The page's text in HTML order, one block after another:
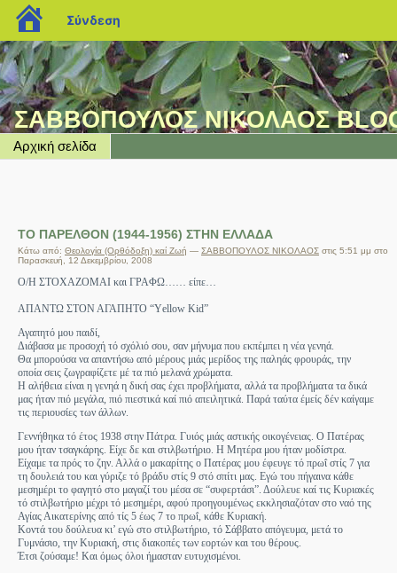
blogs.sch.gr
Σύνδεση
ΣΑΒΒΟΠΟΥΛΟΣ ΝΙΚΟΛΑΟΣ
Αρχική σελίδα
ΤΟ ΠΑΡΕΛΘΟΝ (1944-1956) ΣΤΗΝ ΕΛΛΑΔΑ
Κάτω από: Θεολογία (Ορθόδοξη) καί Ζωή — ΣΑΒΒΟΠΟΥΛΟΣ ΝΙΚΟΛΑΟΣ στις 5:51 μμ στο
Παρασκευή, 12 Δεκεμβρίου, 2008
Ο/Η ΣΤΟΧΑΖΟΜΑΙ και ΓΡΑΦΩ…… είπε…
ΑΠΑΝΤΩ ΣΤΟΝ ΑΓΑΠΗΤΟ “Υellow Kid”
Αγαπητό μου παιδί,
Διάβασα με προσοχή τό σχόλιό σου, σαν μήνυμα που εκπέμπει η νέα γενηά.
Θα μπορούσα να απαντήσω από μέρους μιάς μερίδος της παληάς φρουράς, την
οποία σεις ζωγραφίζετε μέ τα πιό μελανά χρώματα.
Η αλήθεια είναι η γενηά η δική σας έχει προβλήματα, αλλά τα προβλήματα τα δικά
μας ήταν πιό μεγάλα, πιό πιεστικά καί πιό απειλητικά. Παρά ταύτα έμείς δέν καίγαμε
τις περιουσίες των άλλων.
Γεννήθηκα τό έτος 1938 στην Πάτρα. Γυιός μιάς αστικής οικογένειας. Ο Πατέρας
μου ήταν τσαγκάρης. Είχε δε και στιλβωτήριο. Η Μητέρα μου ήταν μοδίστρα.
Είχαμε τα πρός το ζην. Αλλά ο μακαρίτης ο Πατέρας μου έφευγε τό πρωΐ στίς 7 για
τη δουλειά του και γύριζε τό βράδυ στίς 9 στό σπίτι μας. Εγώ του πήγαινα κάθε
μεσημέρι το φαγητό στο μαγαζί του μέσα σε “συφερτάσι”. Δούλευε καί τις Κυριακές
τό στιλβωτήριο μέχρι τό μεσημέρι, αφού προηγουμένως εκκλησιαζόταν στο ναό της
Αγίας Αικατερίνης από τίς 5 έως 7 το πρωΐ, κάθε Κυριακή.
Κοντά του δούλευα κι’ εγώ στο στιλβωτήριο, τό Σάββατο απόγευμα, μετά το
Γυμνάσιο, την Κυριακή, στις διακοπές των εορτών και του θέρους.
Έτσι ζούσαμε! Και όμως όλοι ήμασταν ευτυχισμένοι.